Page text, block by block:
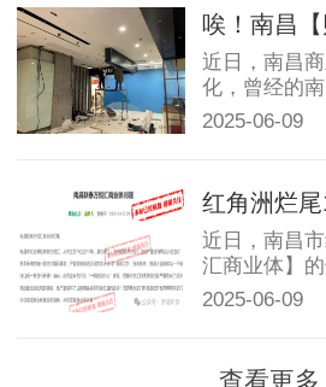
近日，南昌
化，曾经的
【财富购物
2025-06-09
近日，南昌
汇商业体】
议。这座从开
2025-06-09
查看更多